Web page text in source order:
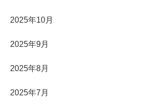
2025年10月
2025年9月
2025年8月
2025年7月